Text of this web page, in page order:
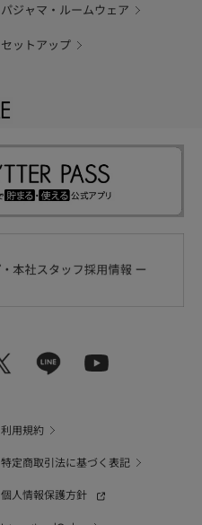
パジャマ・ルームウェア
セットアップ
利用規約
特定商取引法に基づく表記
個人情報保護方針